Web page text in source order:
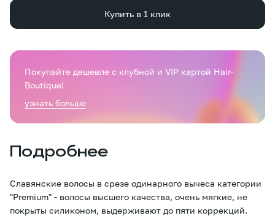
Купить в 1 клик
Подробнее
Славянские волосы в срезе одинарного вычеса категории
"Premium" - волосы высшего качества, очень мягкие, не
покрыты силиконом, выдерживают до пяти коррекций.
Покупайте дешевле с клубной и VIP картой Hair-
Boutique!
узнать больше